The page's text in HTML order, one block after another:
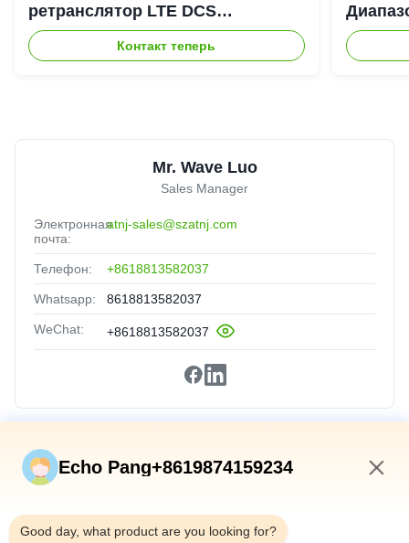
ретранслятор LTE DCS
Цифровой канал выборочный
Bda Пико ретранслятор
Контакт теперь
DAS
Mr. Wave Luo
Sales Manager
Электронная
почта:
atnj-sales@szatnj.com
Телефон: +8618813582037
Whatsapp: 8618813582037
WeChat: +8618813582037
Быстрые Связи
Продукты
О Нас
Echo Pang+8619874159234
Good day, what product are you looking for?